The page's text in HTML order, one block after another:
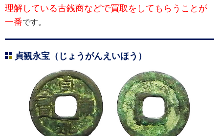
理解している古銭商などで買取をしてもらうことが
一番です。
貞観永宝（じょうがんえいほう）